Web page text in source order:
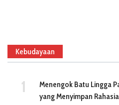
Kebudayaan
Menengok Batu Lingga
yang Menyimpan